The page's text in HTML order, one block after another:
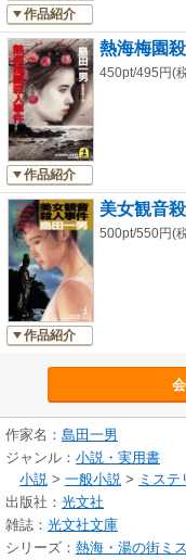
作品紹介
作品紹介
熱海梅園
450pt/495円(
作品紹介
美女観音
500pt/550円(
作家名： 島田一男
ジャンル： 小説・実用書
小説 > 一般小説 > ミステ
出版社： 光文社
雑誌： 光文社文庫
シリーズ： 熱海・湯の街ミ